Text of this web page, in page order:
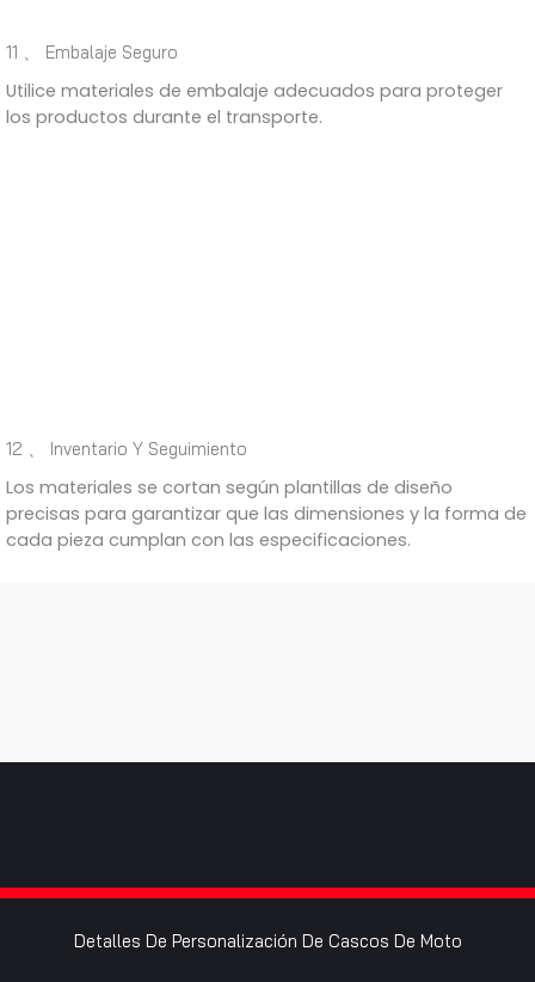
11 、 Embalaje Seguro
Utilice materiales de embalaje adecuados para proteger
los productos durante el transporte.
12 、 Inventario Y Seguimiento
Los materiales se cortan según plantillas de diseño
precisas para garantizar que las dimensiones y la forma de
cada pieza cumplan con las especificaciones.
Detalles De Personalización De Cascos De Moto